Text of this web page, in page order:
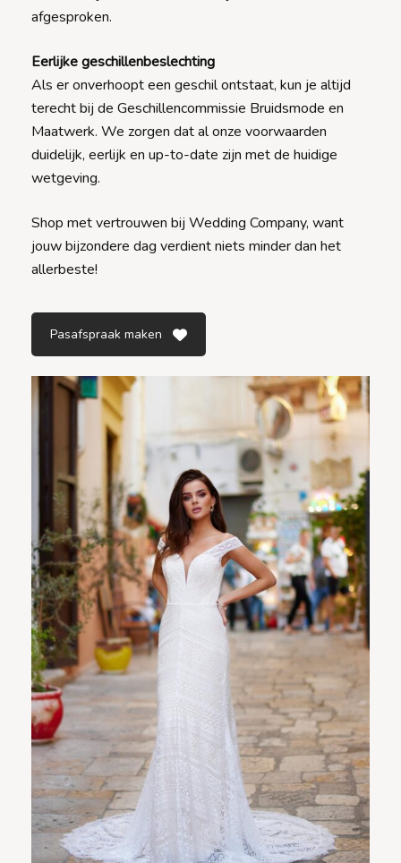
afgesproken.
Eerlijke geschillenbeslechting
Als er onverhoopt een geschil ontstaat, kun je altijd
terecht bij de Geschillencommissie Bruidsmode en
Maatwerk. We zorgen dat al onze voorwaarden
duidelijk, eerlijk en up-to-date zijn met de huidige
wetgeving.
Shop met vertrouwen bij Wedding Company, want
jouw bijzondere dag verdient niets minder dan het
allerbeste!
Pasafspraak maken